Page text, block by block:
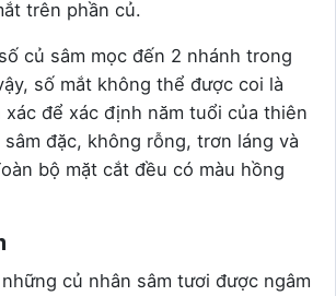
trên phần củ.
củ sâm mọc đến 2 nhánh trong
số mắt không thể được coi là
để xác định năm tuổi của thiên
đặc, không rỗng, trơn láng và
bộ mặt cắt đều có màu hồng
củ nhân sâm tươi được ngâm